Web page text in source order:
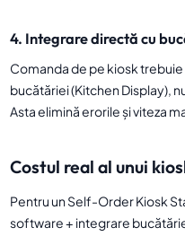
4. Integrare directă cu
Comanda de pe kiosk trebuie
bucătăriei (Kitchen Display),
Asta elimină erorile și viteza
Costul real al unui
Pentru un Self-Order Kiosk
software + integrare